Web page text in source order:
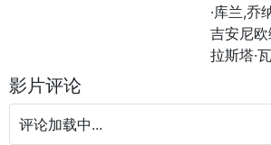
·库兰,乔
吉安尼欧
拉斯塔·
影片评论
评论加载中...